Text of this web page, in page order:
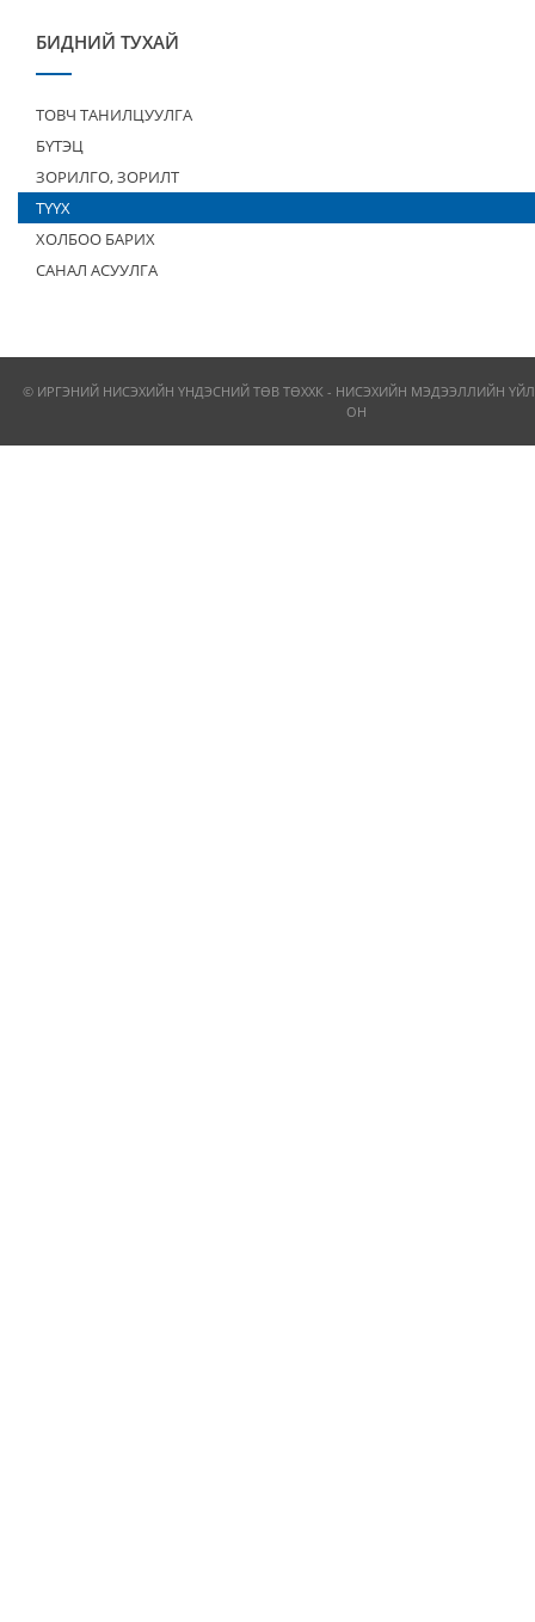
БИДНИЙ ТУХАЙ
ТОВЧ ТАНИЛЦУУЛГА
БҮТЭЦ
ЗОРИЛГО, ЗОРИЛТ
ТҮҮХ
ХОЛБОО БАРИХ
САНАЛ АСУУЛГА
© ИРГЭНИЙ НИСЭХИЙН ҮНДЭСНИЙ ТӨВ ТӨХХК - НИСЭХИЙН МЭДЭЭЛЛИЙН
ОН